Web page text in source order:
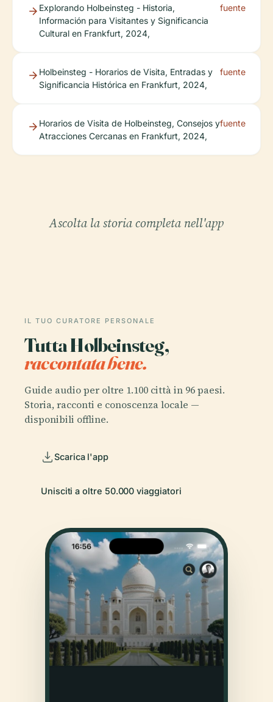
Explorando Holbeinsteg - Historia,
Información para Visitantes y Significancia
Cultural en Frankfurt, 2024,
fuente
Holbeinsteg - Horarios de Visita, Entradas y
Significancia Histórica en Frankfurt, 2024,
fuente
Horarios de Visita de Holbeinsteg, Consejos y
Atracciones Cercanas en Frankfurt, 2024,
fuente
Ascolta la storia completa nell'app
IL TUO CURATORE PERSONALE
Tutta Holbeinsteg,
raccontata bene.
Guide audio per oltre 1.100 città in 96 paesi.
Storia, racconti e conoscenza locale —
disponibili offline.
Scarica l'app
Unisciti a oltre 50.000 viaggiatori